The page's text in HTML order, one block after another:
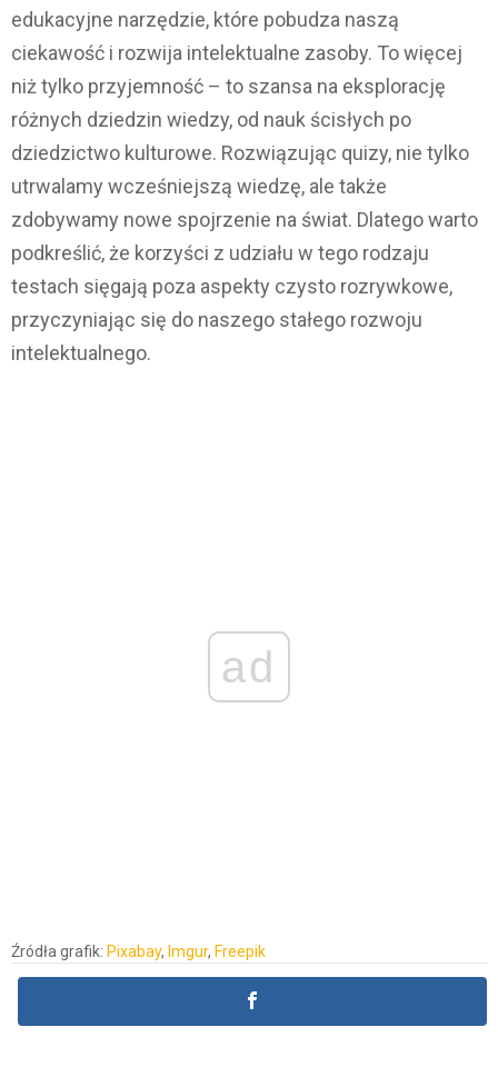
edukacyjne narzędzie, które pobudza naszą
ciekawość i rozwija intelektualne zasoby. To więcej
niż tylko przyjemność – to szansa na eksplorację
różnych dziedzin wiedzy, od nauk ścisłych po
dziedzictwo kulturowe. Rozwiązując quizy, nie tylko
utrwalamy wcześniejszą wiedzę, ale także
zdobywamy nowe spojrzenie na świat. Dlatego warto
podkreślić, że korzyści z udziału w tego rodzaju
testach sięgają poza aspekty czysto rozrywkowe,
przyczyniając się do naszego stałego rozwoju
intelektualnego.
ad
Źródła grafik: Pixabay, Imgur, Freepik